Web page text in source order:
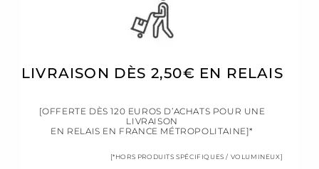
LIVRAISON DÈS 2,50€ EN RELAIS
[OFFERTE DÈS 120 EUROS D’ACHATS POUR UNE
LIVRAISON
EN RELAIS EN FRANCE MÉTROPOLITAINE]*
[*HORS PRODUITS SPÉCIFIQUES / VOLUMINEUX]